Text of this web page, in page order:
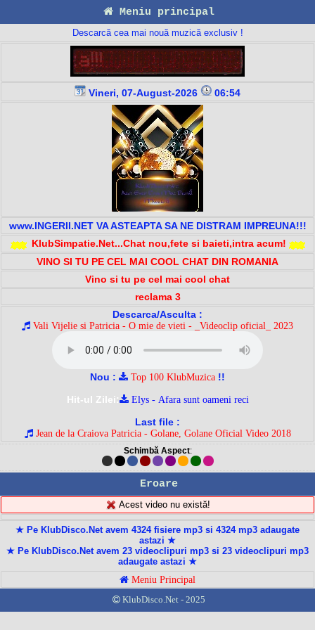
Meniu principal
Descarcă cea mai nouă muzică exclusiv !
Vineri, 07-August-2026 06:54
www.INGERII.NET VA ASTEAPTA SA NE DISTRAM IMPREUNA!!!
KlubSimpatie.Net...Chat nou,fete si baieti,intra acum!
VINO SI TU PE CEL MAI COOL CHAT DIN ROMANIA
Vino si tu pe cel mai cool chat
reclama 3
Descarca/Asculta :
Vali Vijelie si Patricia - O mie de vieti - _Videoclip oficial_ 2023
Nou : Top 100 KlubMuzica !!
Hit-ul Zilei:
Elys - Afara sunt oameni reci
Last file :
Jean de la Craiova Patricia - Golane, Golane Oficial Video 2018
Schimbă Aspect:
Eroare
Acest video nu există!
★ Pe KlubDisco.Net avem 4324 fisiere mp3 si 4324 mp3 adaugate
astazi ★
★ Pe KlubDisco.Net avem 23 videoclipuri mp3 si 23 videoclipuri mp3
adaugate astazi ★
Meniu Principal
KlubDisco.Net - 2025